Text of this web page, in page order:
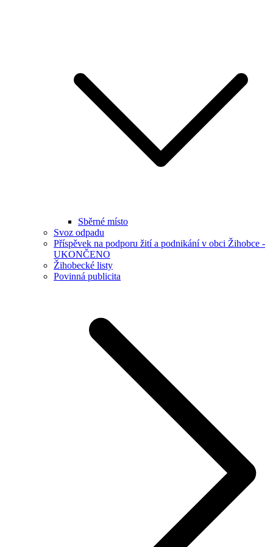
Sběrné místo
Svoz odpadu
Příspěvek na podporu žití a podnikání v obci Žihobce -
UKONČENO
Žihobecké listy
Povinná publicita